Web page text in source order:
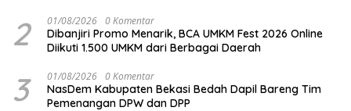
2 01/08/2026 0 Komentar
Dibanjiri Promo Menarik, BCA UMKM Fest 2026 Online
Diikuti 1.500 UMKM dari Berbagai Daerah
3 01/08/2026 0 Komentar
NasDem Kabupaten Bekasi Bedah Dapil Bareng Tim
Pemenangan DPW dan DPP